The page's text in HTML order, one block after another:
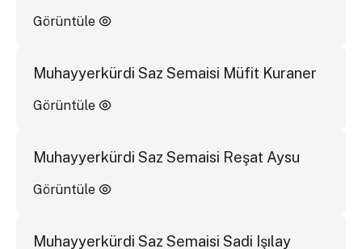
Görüntüle
Muhayyerkürdi Saz Semaisi Müfit Kuraner
Görüntüle
Muhayyerkürdi Saz Semaisi Reşat Aysu
Görüntüle
Muhayyerkürdi Saz Semaisi Sadi Işılay